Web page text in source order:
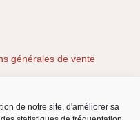
de notre site, d'améliorer sa
générales de vente